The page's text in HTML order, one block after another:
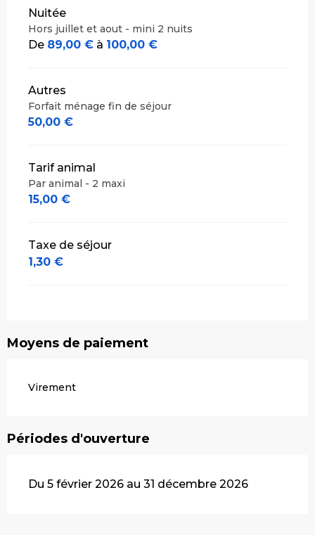
Nuitée
Hors juillet et aout - mini 2 nuits
De 89,00 € à 100,00 €
Autres
Forfait ménage fin de séjour
50,00 €
Tarif animal
Par animal - 2 maxi
15,00 €
Taxe de séjour
1,30 €
Moyens de paiement
Virement
Périodes d'ouverture
Du 5 février 2026 au 31 décembre 2026